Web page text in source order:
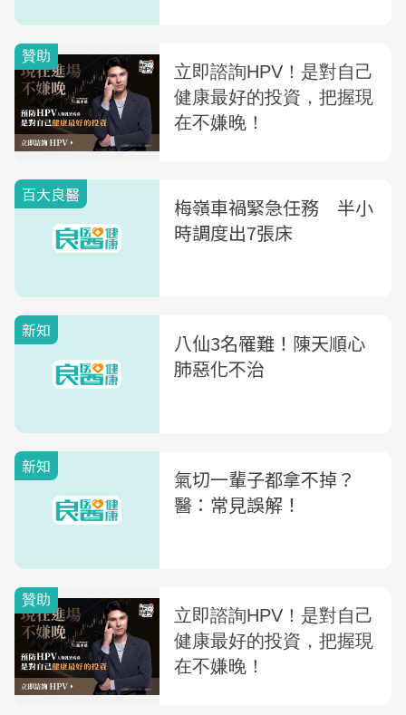
百大良醫
梅嶺車禍緊急任務 半小
時調度出7張床
新知
八仙3名罹難！陳天順心
肺惡化不治
新知
氣切一輩子都拿不掉？
醫：常見誤解！